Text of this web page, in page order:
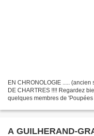
EN CHRONOLOGIE .....
DE CHARTRES !!!! Regardez
quelques membres de
A GUILHERAND-